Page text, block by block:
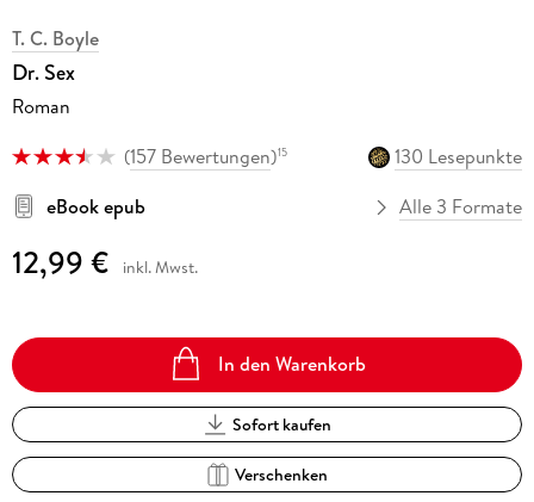
T. C. Boyle
Dr. Sex
Roman
(157 Bewertungen)15
130 Lesepunkte
eBook epub
Alle 3 Formate
12,99 € inkl. Mwst.
In den Warenkorb
Sofort kaufen
Verschenken